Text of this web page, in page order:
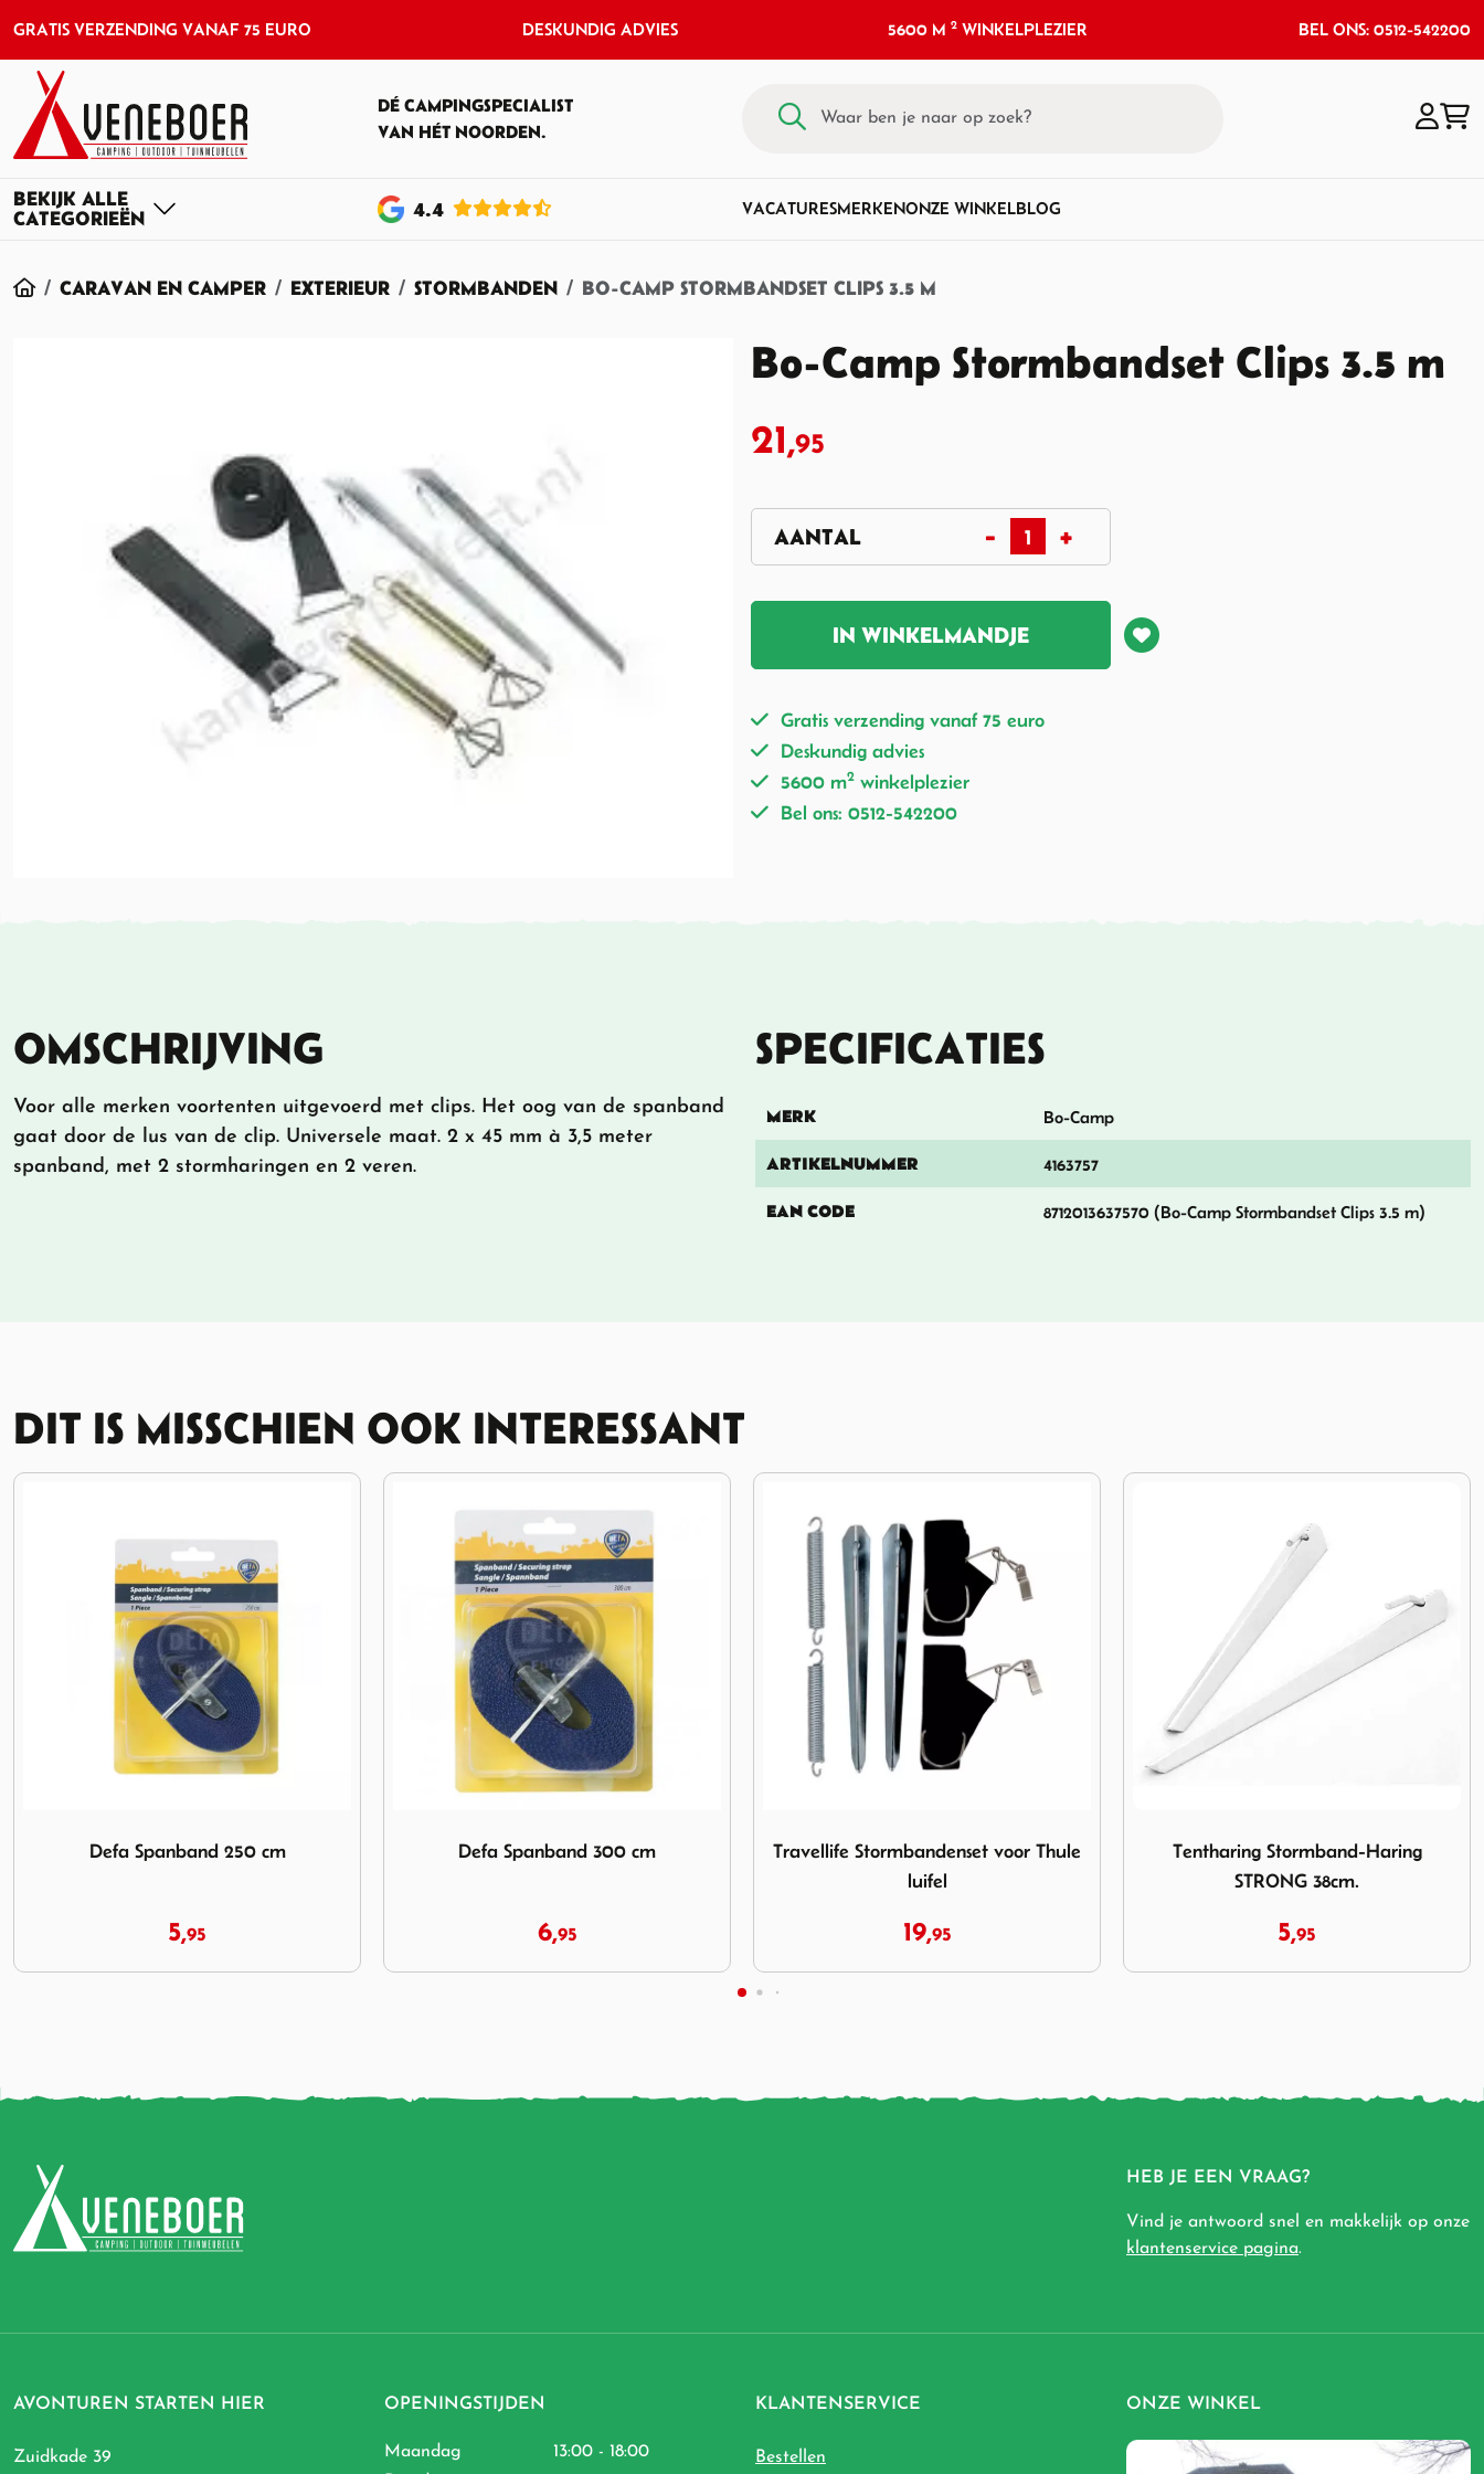
GRATIS VERZENDING VANAF 75 EURO DESKUNDIG ADVIES 5600 M2 WINKELPLEZIER BEL ONS: 0512-542200
DÉ CAMPINGSPECIALIST
VAN HÉT NOORDEN.
4.4 VACATURESMERKENONZE WINKELBLOG
HOME
CARAVAN EN CAMPER EXTERIEUR STORMBANDEN BO-CAMP STORMBANDSET CLIPS 3.5 M
Bo-Camp Stormbandset Clips 3.5 m
21,95
IN WINKELMANDJE
Gratis verzending vanaf 75 euro
Deskundig advies
5600 m2 winkelplezier
Bel ons: 0512-542200
OMSCHRIJVING
Voor alle merken voortenten uitgevoerd met clips. Het oog van de spanband
gaat door de lus van de clip. Universele maat. 2 x 45 mm à 3,5 meter
spanband, met 2 stormharingen en 2 veren.
SPECIFICATIES
MERK Bo-Camp
ARTIKELNUMMER 4163757
EAN CODE 8712013637570 (Bo-Camp Stormbandset Clips 3.5 m)
DIT IS MISSCHIEN OOK INTERESSANT
Defa Spanband 300 cm
6,95
Travellife Stormbandenset voor Thule
19,95
Tentharing Stormband-Haring
STRONG 38cm.
5,95
Eurotrail Protection Padding
9,95
HEB JE EEN VRAAG?
Vind je antwoord snel en makkelijk op onze
klantenservice pagina.
AVONTUREN STARTEN HIER
Zuidkade 39
OPENINGSTIJDEN
Maandag
13:00 - 18:00
KLANTENSERVICE
Bestellen
ONZE WINKEL